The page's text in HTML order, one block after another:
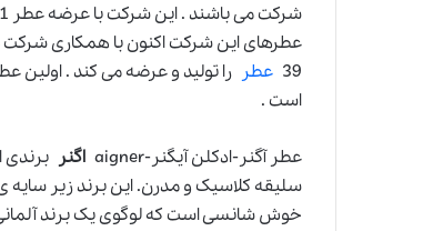
شرکت می باشند . این شرکت با عرضه عطر 2011 ایولوشن ، جدیدترین و مدرن ترن
عطرهای این شرکت اکنون با همکاری
39 عطر
است .
عطر آگنر-ادکلن آیگنر-aigner اگنر برندی
سلیقه کلاسیک و مدرن. این برند زیر سایه
خوش شانسی است که لوگوی یک برند آلمانی